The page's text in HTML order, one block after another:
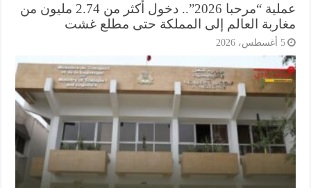
عملية “مرحبا 2026”.. دخول أكثر من 2.74 مليون من
العالم إلى المملكة حتى مطلع غشت